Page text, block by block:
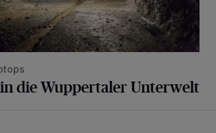
die Wuppertaler Unterwelt